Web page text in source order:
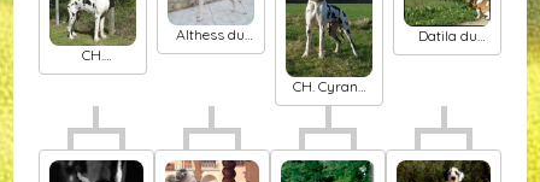
CH.
Vladivostok
Althess du
Temple
CH. Cyrano
des Joyaux
Datila du
domaine de